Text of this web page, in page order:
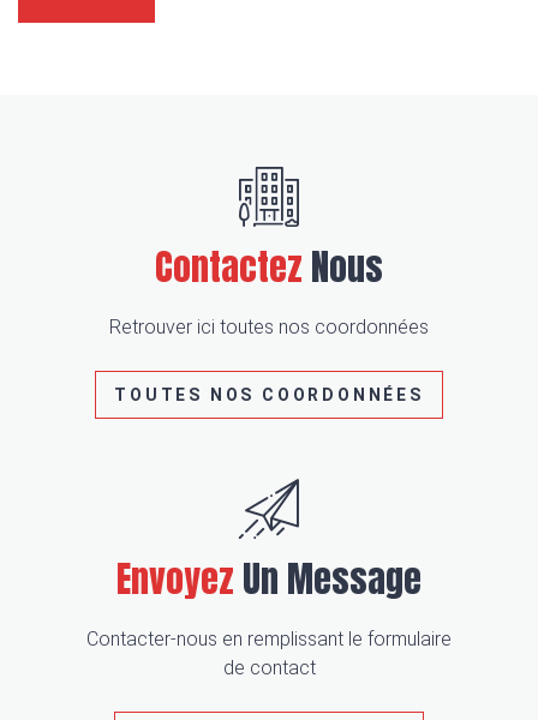
Contactez Nous
Retrouver ici toutes nos coordonnées
TOUTES NOS COORDONNÉES
Envoyez Un Message
Contacter-nous en remplissant le formulaire
de contact